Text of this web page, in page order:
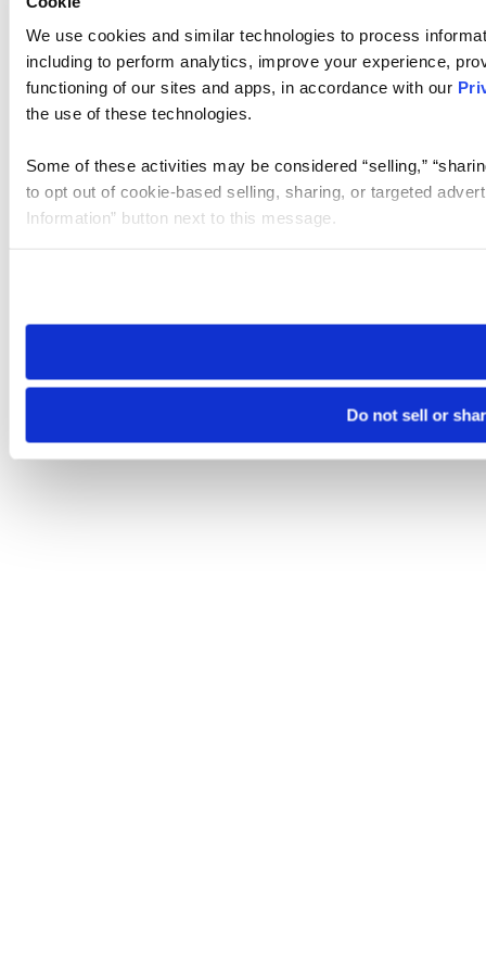
We use cookies and similar technologies to process
including to perform analytics, improve your experience,
functioning of our sites and apps, in accordance with our
the use of these technologies.
Some of these activities may be considered “selling,”
to opt out of cookie-based selling, sharing, or targeted
Information” button next to this message.
need to be set again.
Do not sell or